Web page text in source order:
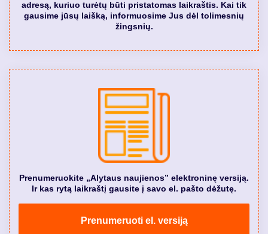
adresą, kuriuo turėtų būti pristatomas laikraštis. Kai tik
gausime jūsų laišką, informuosime Jus dėl tolimesnių
žingsnių.
Prenumeruokite „Alytaus naujienos” elektroninę versiją.
Ir kas rytą laikraštį gausite į savo el. pašto dėžutę.
Prenumeruoti el. versiją